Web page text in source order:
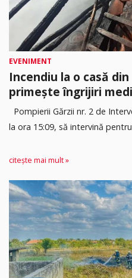
EVENIMENT
Incendiu la o casă
primește îngrijiri
Pompierii Gărzii nr. 2 de
la ora 15:09, să intervină
citește mai mult »